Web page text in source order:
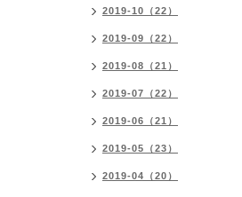
2019-10（22）
2019-09（22）
2019-08（21）
2019-07（22）
2019-06（21）
2019-05（23）
2019-04（20）